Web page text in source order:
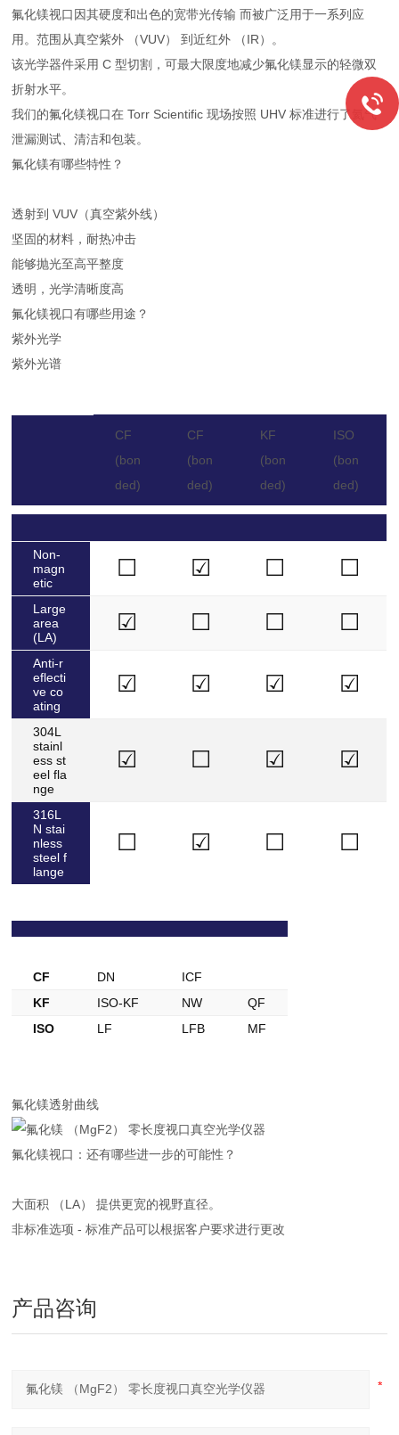
氟化镁视口因其硬度和出色的宽带光传输 而被广泛用于一系列应
用。范围从真空紫外 （VUV） 到近红外 （IR）。
该光学器件采用 C 型切割，可最大限度地减少氟化镁显示的轻微双
折射水平。
我们的氟化镁视口在 Torr Scientific 现场按照 UHV 标准进行了氦气
泄漏测试、清洁和包装。
氟化镁有哪些特性？
透射到 VUV（真空紫外线）
坚固的材料，耐热冲击
能够抛光至高平整度
透明，光学清晰度高
氟化镁视口有哪些用途？
紫外光学
紫外光谱
CF
(bon
ded)
CF
(bon
ded)
KF
(bon
ded)
ISO
(bon
ded)
Non-
magn
etic
☐ ☑ ☐ ☐
Large
area
(LA)
☑ ☐ ☐ ☐
Anti-r
eflecti
ve co
ating
☑ ☑ ☑ ☑
304L
stainl
ess st
eel fla
nge
☑ ☐ ☑ ☑
316L
N stai
nless
steel f
lange
☐ ☑ ☐ ☐
CF DN
ICF
KF
ISO-KF NW
QF
ISO
LF LFB MF
氟化镁透射曲线
氟化镁视口：还有哪些进一步的可能性？
大面积 （LA） 提供更宽的视野直径。
非标准选项 - 标准产品可以根据客户要求进行更改
产品咨询